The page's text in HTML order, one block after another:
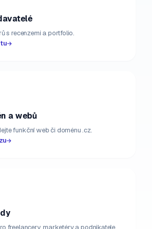
s recenzemi a portfolio.
a webů
funkční web či doménu .cz.